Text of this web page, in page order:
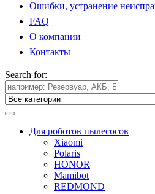
Ошибки, устранение
FAQ
О компании
Контакты
Search for:
Для роботов пылесосов
Xiaomi
Polaris
HONOR
Mamibot
REDMOND